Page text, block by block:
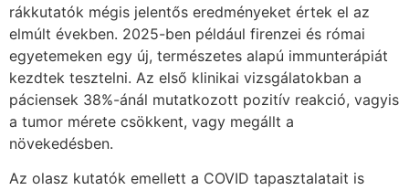
rákkutatók mégis jelentős eredményeket értek el az
elmúlt években. 2025-ben például firenzei és római
egyetemeken egy új, természetes alapú immunterápiát
kezdtek tesztelni. Az első klinikai vizsgálatokban a
páciensek 38%-ánál mutatkozott pozitív reakció, vagyis
a tumor mérete csökkent, vagy megállt a
növekedésben.
Az olasz kutatók emellett a COVID tapasztalatait is